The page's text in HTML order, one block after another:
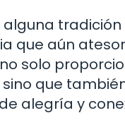
alguna
que aún
solo
que
alegría y